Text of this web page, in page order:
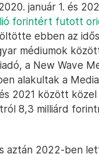
január 1. és
forintért futott
ebben az
médiumok
a New Wave
alakultak a
2021 között közel
8,3 milliárd
aztán 2022-ben